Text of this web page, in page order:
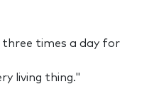
three times a day for
living thing."